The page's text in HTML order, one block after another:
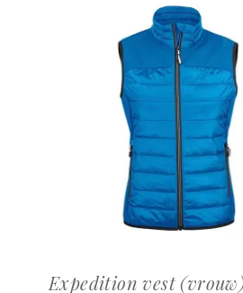
OFFERTEAANVRAAG
Expedition vest